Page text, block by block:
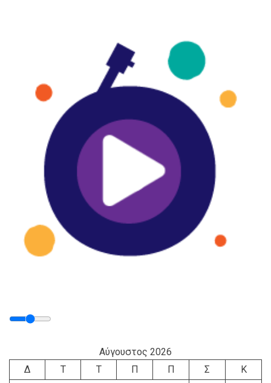
Αύγουστος 2026
Δ
Τ Τ Π Π Σ
Κ